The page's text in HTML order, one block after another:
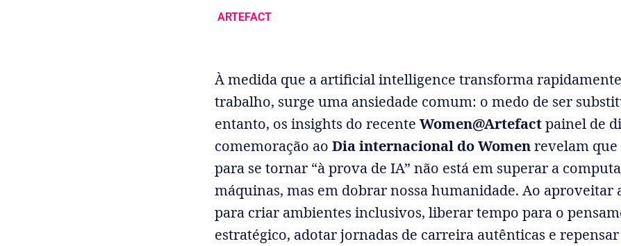
ARTEFACT
À medida que a artificial intelligence transforma
trabalho, surge uma ansiedade comum: o medo de ser
entanto, os insights do recenteWomen@Artefactpainel de
comemoração aoDia internacional do Womenrevelam
para se tornar “à prova de IA” não está em superar a
máquinas, mas em dobrar nossa humanidade. Ao aproveitar
para criar ambientes inclusivos, liberar tempo para o
estratégico, adotar jornadas de carreira autênticas e